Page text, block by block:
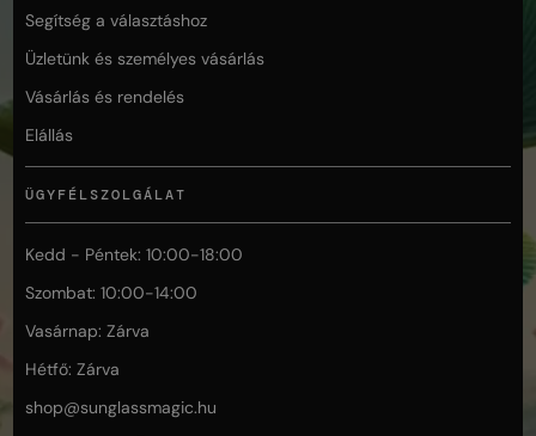
Segítség a választáshoz
Üzletünk és személyes vásárlás
Vásárlás és rendelés
Elállás
ÜGYFÉLSZOLGÁLAT
Kedd - Péntek: 10:00-18:00
Szombat: 10:00-14:00
Vasárnap: Zárva
Hétfő: Zárva
shop@sunglassmagic.hu